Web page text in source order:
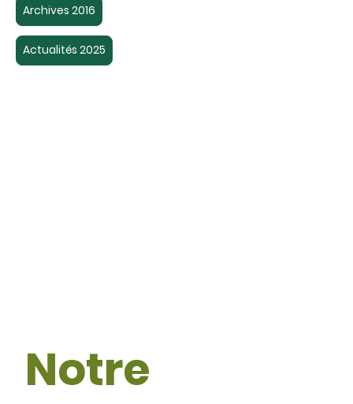
Archives 2016
Actualités 2025
Notre